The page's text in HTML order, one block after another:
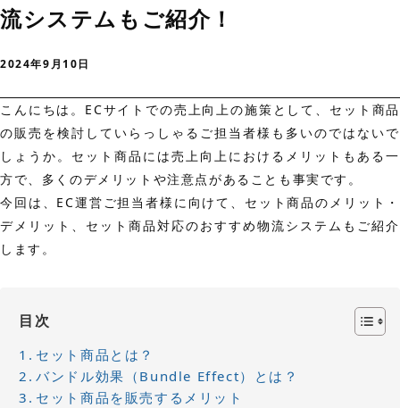
流システムもご紹介！
2024年9月10日
こんにちは。ECサイトでの売上向上の施策として、セット商品
の販売を検討していらっしゃるご担当者様も多いのではないで
しょうか。セット商品には売上向上におけるメリットもある一
方で、多くのデメリットや注意点があることも事実です。
今回は、EC運営ご担当者様に向けて、セット商品のメリット・
デメリット、セット商品対応のおすすめ物流システムもご紹介
します。
目次
セット商品とは？
バンドル効果（Bundle Effect）とは？
セット商品を販売するメリット